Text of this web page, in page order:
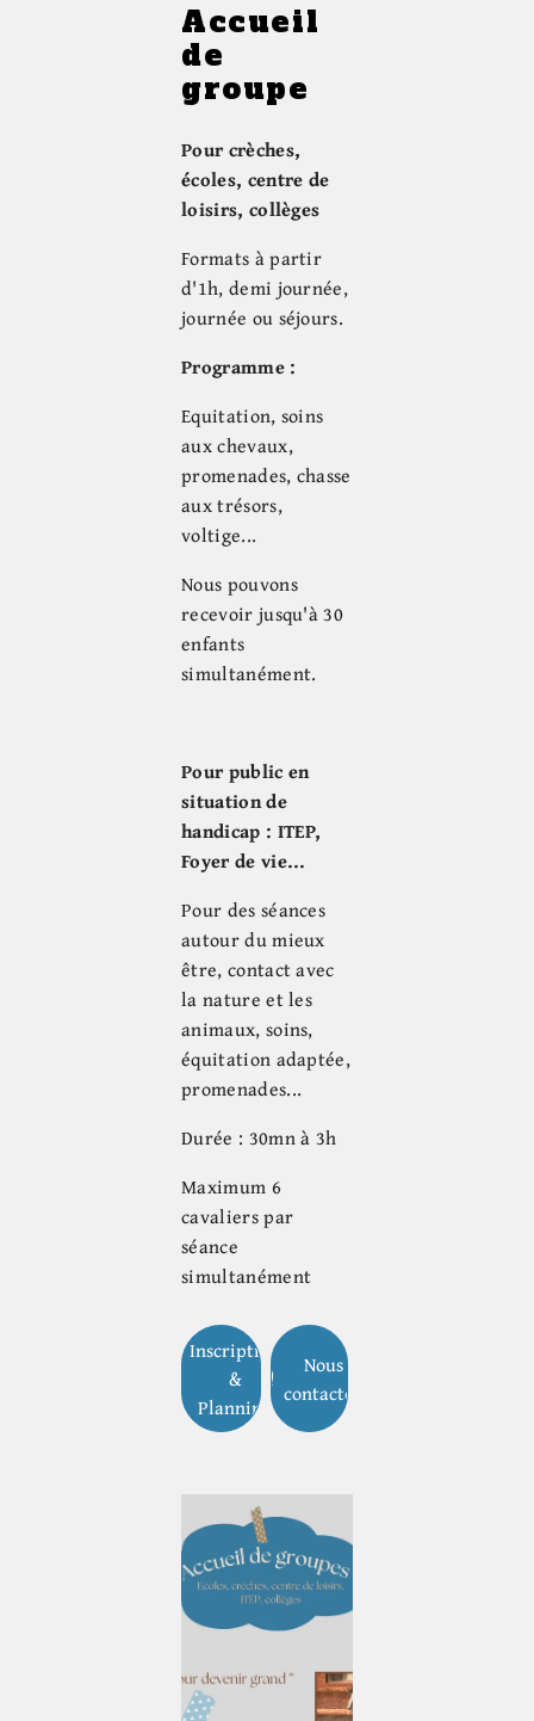
Accueil
de
groupe
Pour crèches,
écoles, centre de
loisirs, collèges
Formats à partir
d'1h, demi journée,
journée ou séjours.
Programme :
Equitation, soins
aux chevaux,
promenades, chasse
aux trésors,
voltige...
Nous pouvons
recevoir jusqu'à 30
enfants
simultanément.
Pour public en
situation de
handicap : ITEP,
Foyer de vie...
Pour des séances
autour du mieux
être, contact avec
la nature et les
animaux, soins,
équitation adaptée,
promenades...
Durée : 30mn à 3h
Maximum 6
cavaliers par
séance
simultanément
Inscription
&
Planning
Nous
contacter